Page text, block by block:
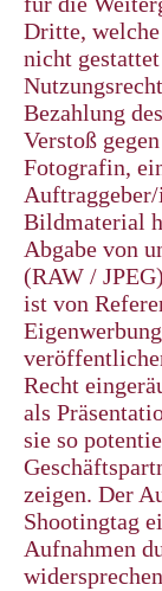
Dritte,
nicht
Bezahlung
Verstoß
Fotografin,
Bildmaterial
Abgabe von
(RAW /
ist von
Recht
als
sie so
zeigen. Der
Shootingtag
Aufnahmen